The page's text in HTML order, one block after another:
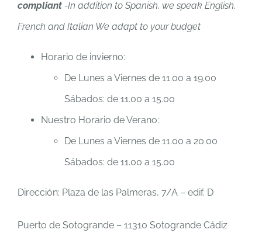
compliant -In addition to Spanish, we speak English,
French and Italian We adapt to your budget
Horario de invierno:
De Lunes a Viernes de 11.00 a 19.00
Sábados: de 11.00 a 15.00
Nuestro Horario de Verano:
De Lunes a Viernes de 11.00 a 20.00
Sábados: de 11.00 a 15.00
Dirección: Plaza de las Palmeras, 7/A – edif. D
Puerto de Sotogrande – 11310 Sotogrande Cádiz